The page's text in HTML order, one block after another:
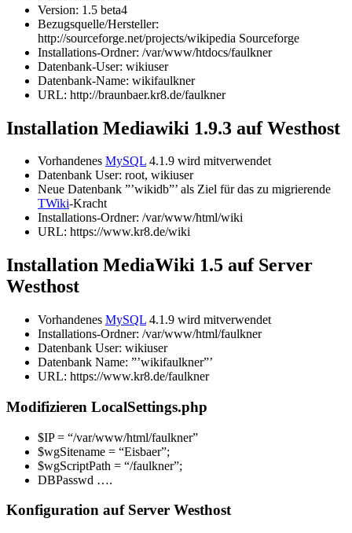
Version: 1.5 beta4
Bezugsquelle/Hersteller:
http://sourceforge.net/projects/wikipedia Sourceforge
Installations-Ordner: /var/www/htdocs/faulkner
Datenbank-User: wikiuser
Datenbank-Name: wikifaulkner
URL: http://braunbaer.kr8.de/faulkner
Installation Mediawiki 1.9.3 auf Westhost
Vorhandenes MySQL 4.1.9 wird mitverwendet
Datenbank User: root, wikiuser
Neue Datenbank ”’wikidb”’ als Ziel für das zu migrierende
TWiki-Kracht
Installations-Ordner: /var/www/html/wiki
URL: https://www.kr8.de/wiki
Installation MediaWiki 1.5 auf Server
Westhost
Vorhandenes MySQL 4.1.9 wird mitverwendet
Installations-Ordner: /var/www/html/faulkner
Datenbank User: wikiuser
Datenbank Name: ”’wikifaulkner”’
URL: https://www.kr8.de/faulkner
Modifizieren LocalSettings.php
$IP = “/var/www/html/faulkner”
$wgSitename = “Eisbaer”;
$wgScriptPath = “/faulkner”;
DBPasswd ….
Konfiguration auf Server Westhost